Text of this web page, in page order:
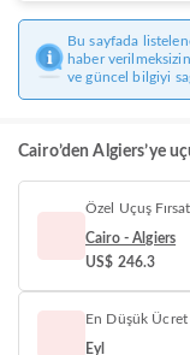
Bu sayfada
haber
ve güncel bilgiyi
Cairo’den Algiers’ye
Özel Uçuş
Cairo - Algiers
US$ 246.3
En Düşük Ücret
Eyl